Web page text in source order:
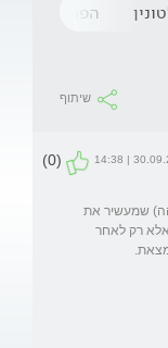
הפרעות
שיתוף
30.09.20 |
(0)
שמעשיר את
אלא רק לאחר